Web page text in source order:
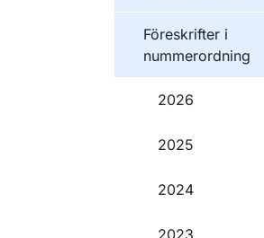
Föreskrifter i
nummerordning
2026
2025
2024
2023